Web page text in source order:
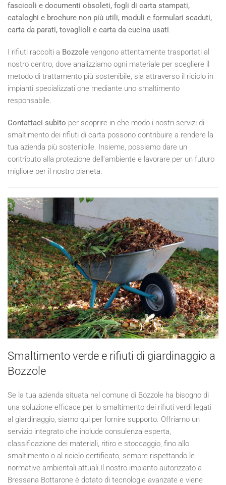
fascicoli e documenti obsoleti, fogli di carta stampati,
cataloghi e brochure non più utili, moduli e formulari scaduti,
carta da parati, tovaglioli e carta da cucina usati.
I rifiuti raccolti a Bozzole vengono attentamente trasportati al
nostro centro, dove analizziamo ogni materiale per scegliere il
metodo di trattamento più sostenibile, sia attraverso il riciclo in
impianti specializzati che mediante uno smaltimento
responsabile.
Contattaci subito per scoprire in che modo i nostri servizi di
smaltimento dei rifiuti di carta possono contribuire a rendere la
tua azienda più sostenibile. Insieme, possiamo dare un
contributo alla protezione dell'ambiente e lavorare per un futuro
migliore per il nostro pianeta.
Smaltimento verde e rifiuti di giardinaggio a
Bozzole
Se la tua azienda situata nel comune di Bozzole ha bisogno di
una soluzione efficace per lo smaltimento dei rifiuti verdi legati
al giardinaggio, siamo qui per fornire supporto. Offriamo un
servizio integrato che include consulenza esperta,
classificazione dei materiali, ritiro e stoccaggio, fino allo
smaltimento o al riciclo certificato, sempre rispettando le
normative ambientali attuali.Il nostro impianto autorizzato a
Bressana Bottarone è dotato di tecnologie avanzate e viene